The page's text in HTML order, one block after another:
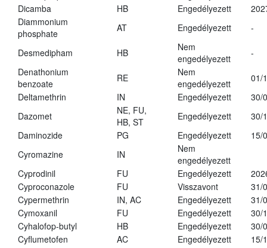
Dicamba
HB Engedélyezett
Diammonium
phosphate
AT Engedélyezett -
Desmedipham HB
Nem
engedélyezett
-
Denathonium
benzoate
RE
Nem
engedélyezett
01/
Deltamethrin
IN Engedélyezett
30/
Dazomet
NE, FU,
HB, ST
Engedélyezett
30/
Daminozide
PG Engedélyezett
15/
Cyromazine
IN
Nem
engedélyezett
Cyprodinil
FU Engedélyezett
Cyproconazole
FU Visszavont
31/
Cypermethrin
IN, AC Engedélyezett
31/
Cymoxanil
FU Engedélyezett
30/
Cyhalofop-butyl
HB Engedélyezett
30/
Cyflumetofen
AC Engedélyezett
15/